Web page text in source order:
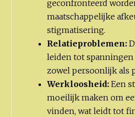
geconfronteerd
maatschappelijke
stigmatisering.
Relatieproblemen:
leiden tot
zowel persoonlijk als
Werkloosheid:Een
moeilijk maken om
vinden, wat leidt tot